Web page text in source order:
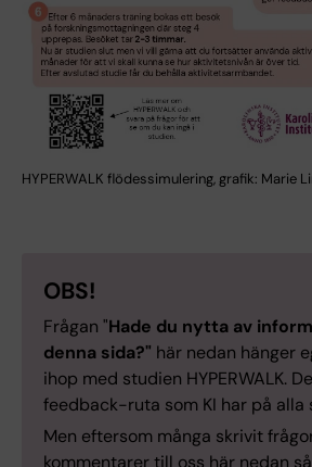
HYPERWALK flödessimulering, grafik: Marie
OBS!
Frågan "Hade du nytta av
denna sida?" här nedan hänger
ihop med studien HYPERWALK.
feedback-ruta som KI har på alla
Men eftersom många skrivit